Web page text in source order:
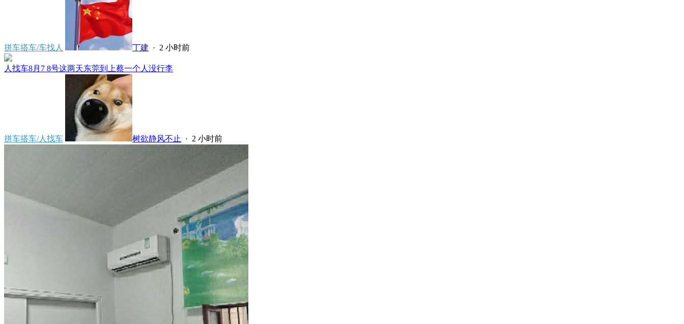
拼车搭车/车找人 丁建 · 2 小时前
人找车8月7 8号这两天东莞到上蔡一个人没行李
拼车搭车/人找车 树欲静风不止 · 2 小时前